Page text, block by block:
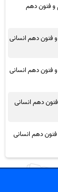
و فنون دهم
فنون دهم انسانی
فنون دهم انسانی
دهم انسانی
فنون دهم انسانی